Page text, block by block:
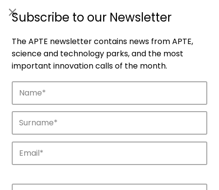
Companies
Discover the companies that drive
innovation in APTE’s parks.
Subscribe to our Newsletter
The APTE newsletter contains news from APTE,
science and technology parks, and the most
important innovation calls of the month.